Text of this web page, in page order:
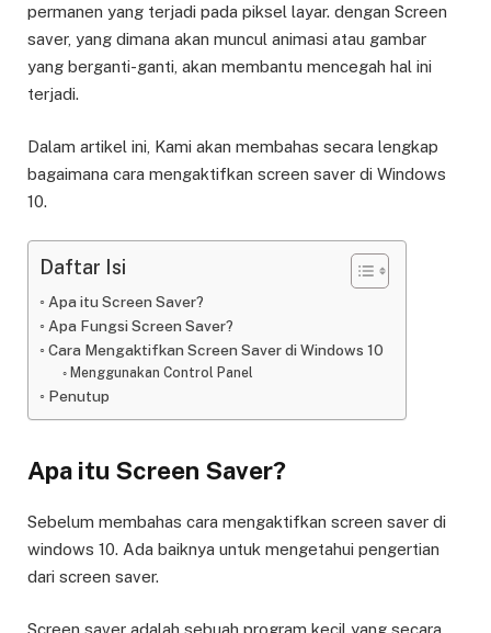
permanen yang terjadi pada piksel layar. dengan Screen
saver, yang dimana akan muncul animasi atau gambar
yang berganti-ganti, akan membantu mencegah hal ini
terjadi.
Dalam artikel ini, Kami akan membahas secara lengkap
bagaimana cara mengaktifkan screen saver di Windows
10.
Daftar Isi
Apa itu Screen Saver?
Apa Fungsi Screen Saver?
Cara Mengaktifkan Screen Saver di Windows 10
Menggunakan Control Panel
Penutup
Apa itu Screen Saver?
Sebelum membahas cara mengaktifkan screen saver di
windows 10. Ada baiknya untuk mengetahui pengertian
dari screen saver.